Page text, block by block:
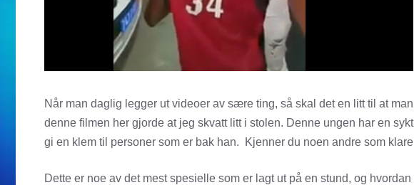
Når man daglig legger ut videoer av sære ting, så skal det en litt til at
denne filmen her gjorde at jeg skvatt litt i stolen. Denne ungen har en
gi en klem til personer som er bak han. Kjenner du noen andre som
Dette er noe av det mest spesielle som er lagt ut på en stund, og